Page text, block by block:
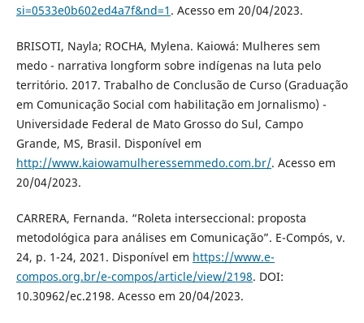
si=0533e0b602ed4a7f&nd=1 . Acesso em 20/04/2023.
BRISOTI, Nayla; ROCHA, Mylena. Kaiowá: Mulheres sem
medo - narrativa longform sobre indígenas na luta pelo
território. 2017. Trabalho de Conclusão de Curso (Graduação
em Comunicação Social com habilitação em Jornalismo) -
Universidade Federal de Mato Grosso do Sul, Campo
Grande, MS, Brasil. Disponível em
http://www.kaiowamulheressemmedo.com.br/. Acesso em
20/04/2023.
CARRERA, Fernanda. “Roleta interseccional: proposta
metodológica para análises em Comunicação”. E-Compós, v.
24, p. 1-24, 2021. Disponível em https://www.e-
compos.org.br/e-compos/article/view/2198. DOI:
10.30962/ec.2198. Acesso em 20/04/2023.